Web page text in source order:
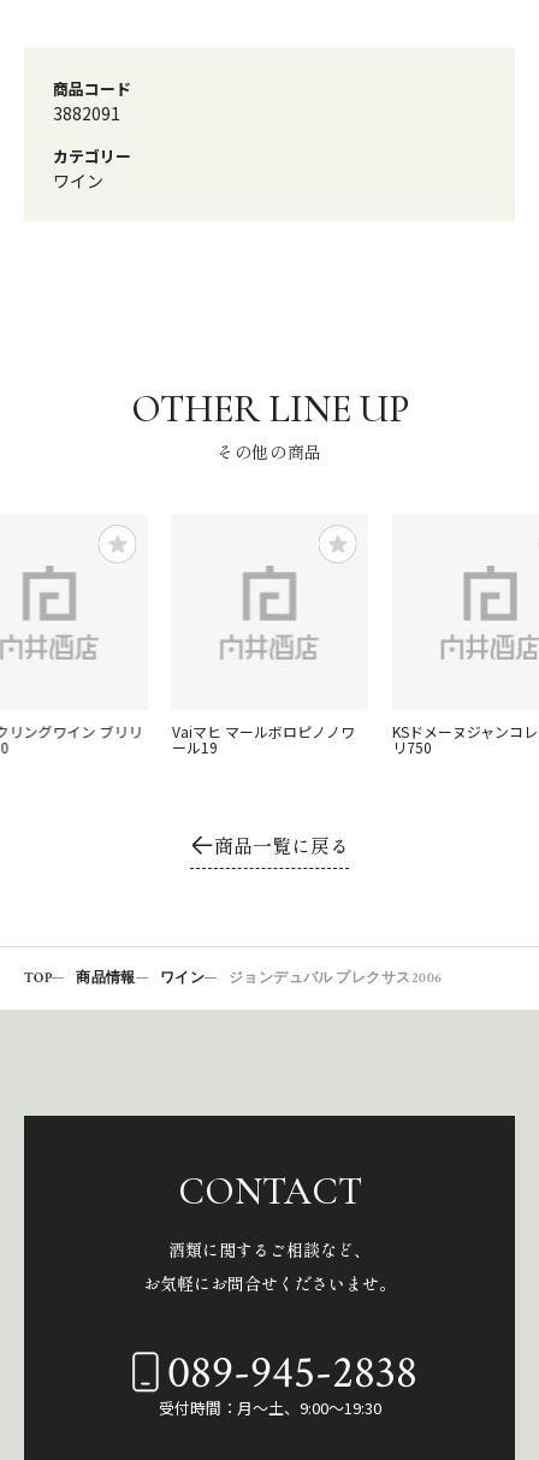
商品コード
3882091
カテゴリー
ワイン
その他の商品
リングワイン ブリリ Vaiマヒ マールボロピノノワ
ール19
KSドメーヌジャンコ
リ750
商品一覧に戻る
TOP 商品情報 ワイン ジョンデュバル プレクサス2006
CONTACT
酒類に関するご相談など、
お気軽にお問合せくださいませ。
089-945-2838
受付時間：月～土、9:00～19:30